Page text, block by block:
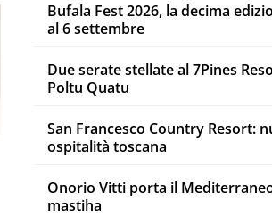
Bufala Fest 2026, la decima
al 6 settembre
Due serate stellate al 7Pines
Poltu Quatu
San Francesco Country Resort:
ospitalità toscana
Onorio Vitti porta il
mastiha